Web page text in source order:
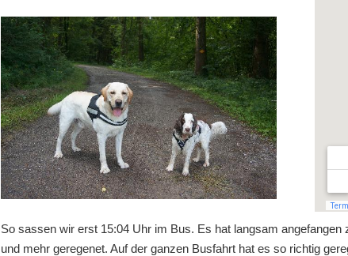
So sassen wir erst 15:04 Uhr im Bus. Es hat langsam
und mehr geregenet. Auf der ganzen Busfahrt hat es so richtig